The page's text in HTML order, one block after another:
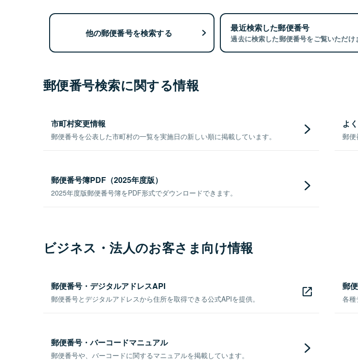
他の郵便番号を検索する 最近検索した郵便番号
過去に検索した郵便番号をご覧いただけ
郵便番号検索に関する情報
市町村変更情報
郵便番号を公表した市町村の一覧を実施日の新しい順に掲載しています。
よ
郵便
郵便番号簿PDF（2025年度版）
2025年度版郵便番号簿をPDF形式でダウンロードできます。
ビジネス・法人のお客さま向け情報
郵便番号・デジタルアドレスAPI
郵便番号とデジタルアドレスから住所を取得できる公式APIを提供。
郵
各種
郵便番号・バーコードマニュアル
郵便番号や、バーコードに関するマニュアルを掲載しています。